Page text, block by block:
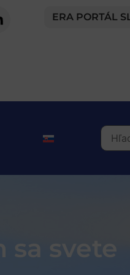
ERA PORTÁL
sa svete